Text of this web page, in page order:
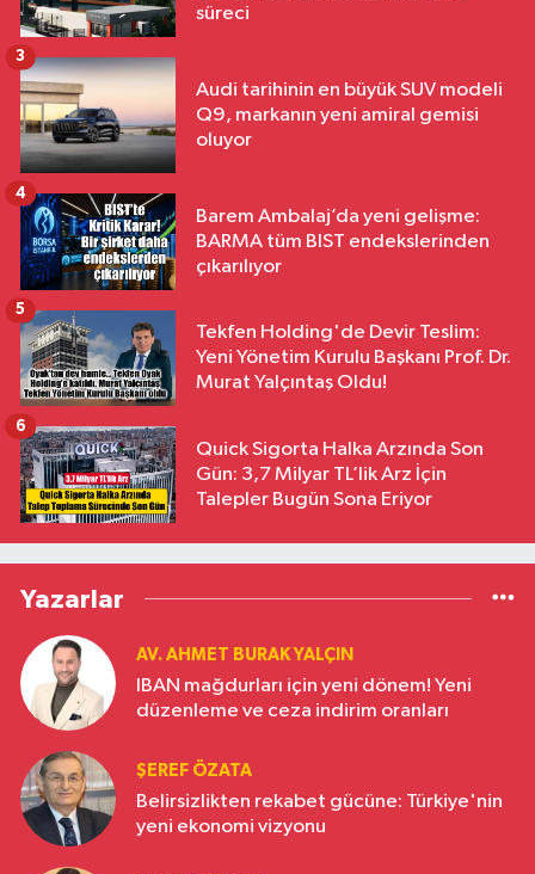
süreci
Audi tarihinin en büyük SUV modeli
Q9, markanın yeni amiral gemisi
oluyor
3
Barem Ambalaj’da yeni gelişme:
BARMA tüm BIST endekslerinden
çıkarılıyor
4
Tekfen Holding'de Devir Teslim:
Yeni Yönetim Kurulu Başkanı Prof. Dr.
Murat Yalçıntaş Oldu!
5
Quick Sigorta Halka Arzında Son
Gün: 3,7 Milyar TL’lik Arz İçin
Talepler Bugün Sona Eriyor
6
Yazarlar
AV. AHMET BURAK YALÇIN
IBAN mağdurları için yeni dönem! Yeni
düzenleme ve ceza indirim oranları
ŞEREF ÖZATA
Belirsizlikten rekabet gücüne: Türkiye'nin
yeni ekonomi vizyonu